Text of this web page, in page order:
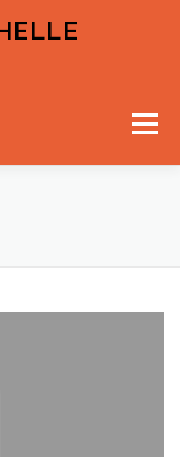
Menu
INPUTS